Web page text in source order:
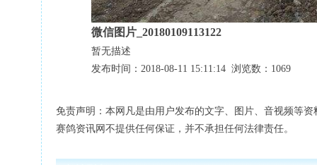
微信图片_20180109113122
暂无描述
发布时间：2018-08-11 15:11:14 浏览数：1069
免责声明：本网凡是由用户发布的文字、图片、音视频等
赛鸽资讯网不提供任何保证，并不承担任何法律责任。